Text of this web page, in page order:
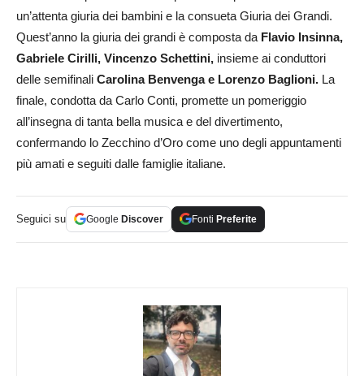
un’attenta giuria dei bambini e la consueta Giuria dei Grandi.
Quest’anno la giuria dei grandi è composta da Flavio Insinna,
Gabriele Cirilli, Vincenzo Schettini, insieme ai conduttori
delle semifinali Carolina Benvenga e Lorenzo Baglioni. La
finale, condotta da Carlo Conti, promette un pomeriggio
all’insegna di tanta bella musica e del divertimento,
confermando lo Zecchino d’Oro come uno degli appuntamenti
più amati e seguiti dalle famiglie italiane.
Seguici su Google Discover Fonti Preferite